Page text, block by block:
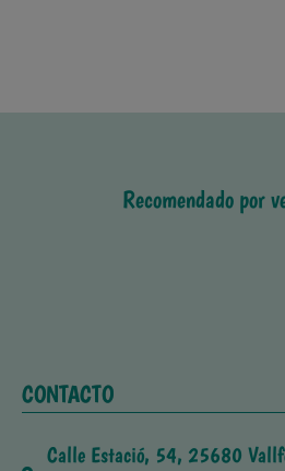
Recomendado por
CONTACTO
Calle Estació, 54, 25680